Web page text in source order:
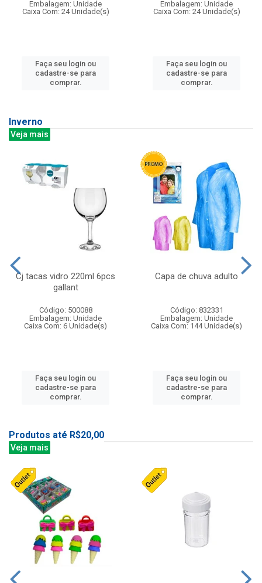
Embalagem: Unidade
Caixa Com: 24 Unidade(s)
Faça seu login ou
cadastre-se para
comprar.
Embalagem: Unidade
Caixa Com: 24 Unidade(s)
Faça seu login ou
cadastre-se para
comprar.
Inverno
Veja mais
Cj tacas vidro 220ml 6pcs
gallant
Código: 500088
Embalagem: Unidade
Caixa Com: 6 Unidade(s)
Faça seu login ou
cadastre-se para
comprar.
Capa de chuva adulto
Código: 832331
Embalagem: Unidade
Caixa Com: 144 Unidade(s)
Faça seu login ou
cadastre-se para
comprar.
Produtos até R$20,00
Veja mais